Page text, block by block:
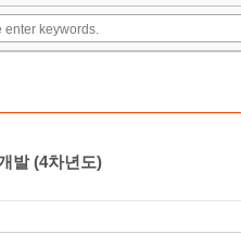
발 (4차년도)